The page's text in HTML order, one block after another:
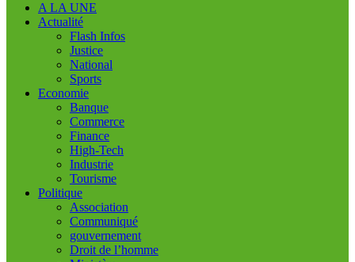
A LA UNE
Actualité
Flash Infos
Justice
National
Sports
Economie
Banque
Commerce
Finance
High-Tech
Industrie
Tourisme
Politique
Association
Communiqué
gouvernement
Droit de l’homme